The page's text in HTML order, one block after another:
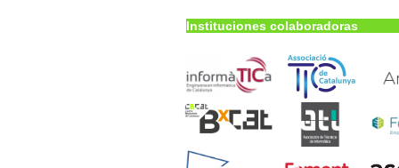
Instituciones colaboradoras